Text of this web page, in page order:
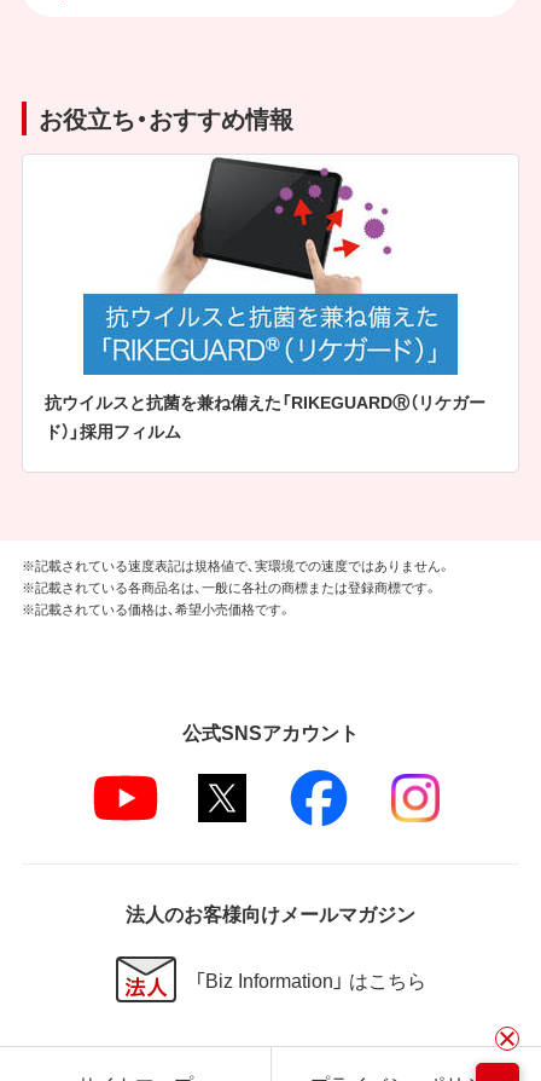
お役立ち・おすすめ情報
抗ウイルスと抗菌を兼ね備えた「RIKEGUARDⓇ（リケガー
ド）」採用フィルム
※記載されている速度表記は規格値で、実環境での速度ではありません。
※記載されている各商品名は、一般に各社の商標または登録商標です。
※記載されている価格は、希望小売価格です。
公式SNSアカウント
法人のお客様向けメールマガジン
「Biz Information」 はこちら